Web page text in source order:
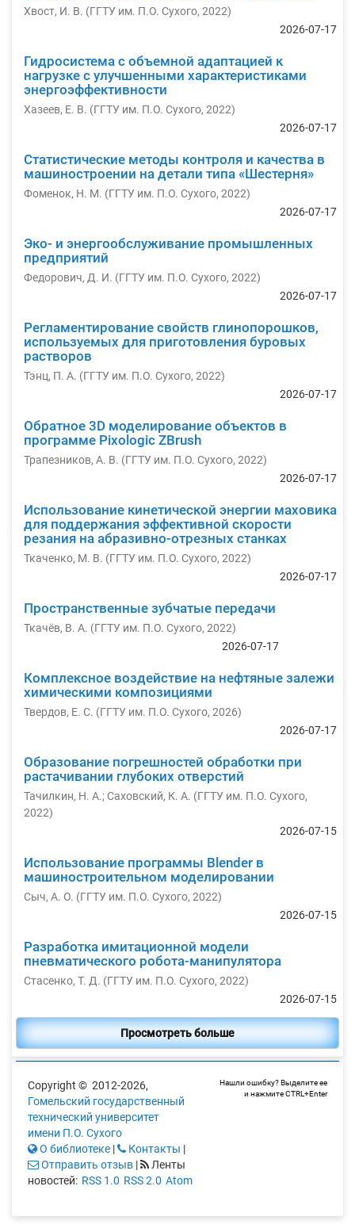
Хвост, И. В. (ГГТУ им. П.О. Сухого, 2022)
2026-07-17
Гидросистема с объемной адаптацией к
нагрузке с улучшенными характеристиками
энергоэффективности
Хазеев, Е. В. (ГГТУ им. П.О. Сухого, 2022)
2026-07-17
Статистические методы контроля и качества в
машиностроении на детали типа «Шестерня»
Фоменок, Н. М. (ГГТУ им. П.О. Сухого, 2022)
2026-07-17
Эко- и энергообслуживание промышленных
предприятий
Федорович, Д. И. (ГГТУ им. П.О. Сухого, 2022)
2026-07-17
Регламентирование свойств глинопорошков,
используемых для приготовления буровых
растворов
Тэнц, П. А. (ГГТУ им. П.О. Сухого, 2022)
2026-07-17
Обратное 3D моделирование объектов в
программе Pixologic ZBrush
Трапезников, А. В. (ГГТУ им. П.О. Сухого, 2022)
2026-07-17
Использование кинетической энергии маховика
для поддержания эффективной скорости
резания на абразивно-отрезных станках
Ткаченко, М. В. (ГГТУ им. П.О. Сухого, 2022)
2026-07-17
Пространственные зубчатые передачи
Ткачёв, В. А. (ГГТУ им. П.О. Сухого, 2022)
2026-07-17
Комплексное воздействие на нефтяные залежи
химическими композициями
Твердов, Е. С. (ГГТУ им. П.О. Сухого, 2026)
2026-07-17
Образование погрешностей обработки при
растачивании глубоких отверстий
Тачилкин, Н. А.;Саховский, К. А. (ГГТУ им. П.О. Сухого,
2022)
2026-07-15
Использование программы Blender в
машиностроительном моделировании
Сыч, А. О. (ГГТУ им. П.О. Сухого, 2022)
2026-07-15
Разработка имитационной модели
пневматического робота-манипулятора
Стасенко, Т. Д. (ГГТУ им. П.О. Сухого, 2022)
2026-07-15
Просмотреть больше
Copyright © 2012-2026,
Гомельский государственный
технический университет
имени П.О. Сухого
О библиотеке | Контакты |
Отправить отзыв |
Ленты
новостей: RSS 1.0 RSS 2.0 Atom
Нашли ошибку? Выделите ее
и нажмите CTRL+Enter